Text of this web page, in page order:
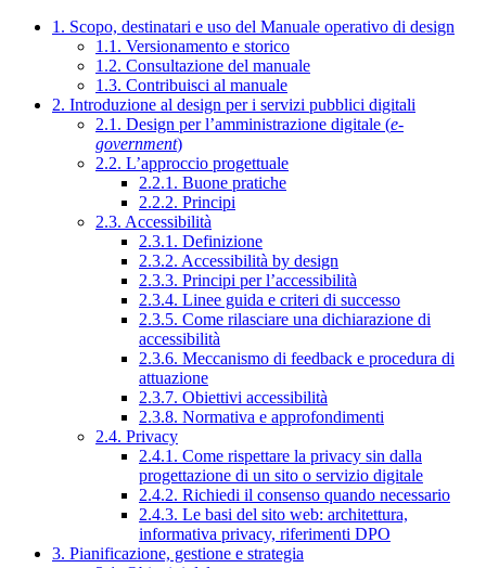
1. Scopo, destinatari e uso del Manuale operativo di design
1.1. Versionamento e storico
1.2. Consultazione del manuale
1.3. Contribuisci al manuale
2. Introduzione al design per i servizi pubblici digitali
2.1. Design per l’amministrazione digitale (e-
government)
2.2. L’approccio progettuale
2.2.1. Buone pratiche
2.2.2. Principi
2.3. Accessibilità
2.3.1. Definizione
2.3.2. Accessibilità by design
2.3.3. Principi per l’accessibilità
2.3.4. Linee guida e criteri di successo
2.3.5. Come rilasciare una dichiarazione di
accessibilità
2.3.6. Meccanismo di feedback e procedura di
attuazione
2.3.7. Obiettivi accessibilità
2.3.8. Normativa e approfondimenti
2.4. Privacy
2.4.1. Come rispettare la privacy sin dalla
progettazione di un sito o servizio digitale
2.4.2. Richiedi il consenso quando necessario
2.4.3. Le basi del sito web: architettura,
informativa privacy, riferimenti DPO
3. Pianificazione, gestione e strategia